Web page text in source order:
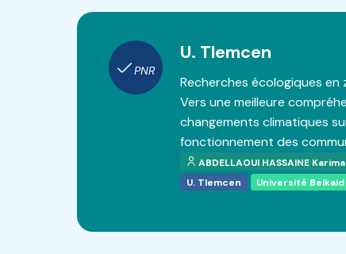
PNR
U. Tlemcen
Recherches écologiques en
Vers une meilleure
changements climatiques
fonctionnement des
ABDELLAOUI HASSAINE Karima
U. Tlemcen
Université